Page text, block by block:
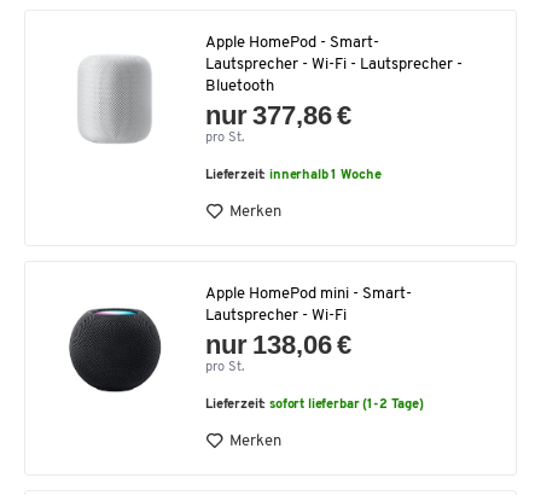
Apple HomePod - Smart-
Lautsprecher - Wi-Fi - Lautsprecher -
Bluetooth
nur 377,86 €
pro St.
Lieferzeit:innerhalb 1 Woche
Merken
Apple HomePod mini - Smart-
Lautsprecher - Wi-Fi
nur 138,06 €
pro St.
Lieferzeit:sofort lieferbar (1-2 Tage)
Merken